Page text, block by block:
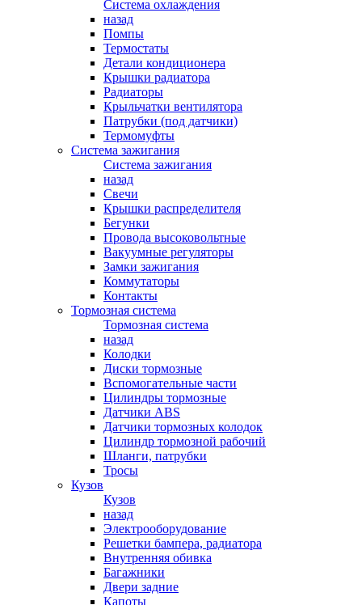
Система охлаждения
назад
Помпы
Термостаты
Детали кондиционера
Крышки радиатора
Радиаторы
Крыльчатки вентилятора
Патрубки (под датчики)
Термомуфты
Система зажигания
Система зажигания
назад
Свечи
Крышки распределителя
Бегунки
Провода высоковольтные
Вакуумные регуляторы
Замки зажигания
Коммутаторы
Контакты
Тормозная система
Тормозная система
назад
Колодки
Диски тормозные
Вспомогательные части
Цилиндры тормозные
Датчики ABS
Датчики тормозных колодок
Цилиндр тормозной рабочий
Шланги, патрубки
Тросы
Кузов
Кузов
назад
Электрооборудование
Решетки бампера, радиатора
Внутренняя обивка
Багажники
Двери задние
Капоты